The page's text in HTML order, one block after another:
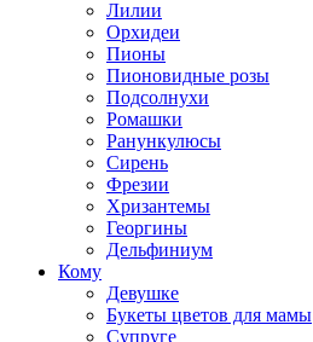
Лилии
Орхидеи
Пионы
Пионовидные розы
Подсолнухи
Ромашки
Ранункулюсы
Сирень
Фрезии
Хризантемы
Георгины
Дельфиниум
Кому
Девушке
Букеты цветов для мамы
Супруге